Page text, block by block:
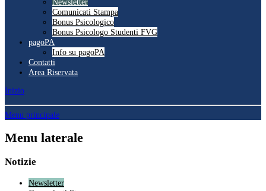
Comunicati Stampa
Bonus Psicologico
Bonus Psicologo Studenti FVG
pagoPA
Info su pagoPA
Contatti
Area Riservata
Inizio
Menu principale
Menu laterale
Notizie
Newsletter